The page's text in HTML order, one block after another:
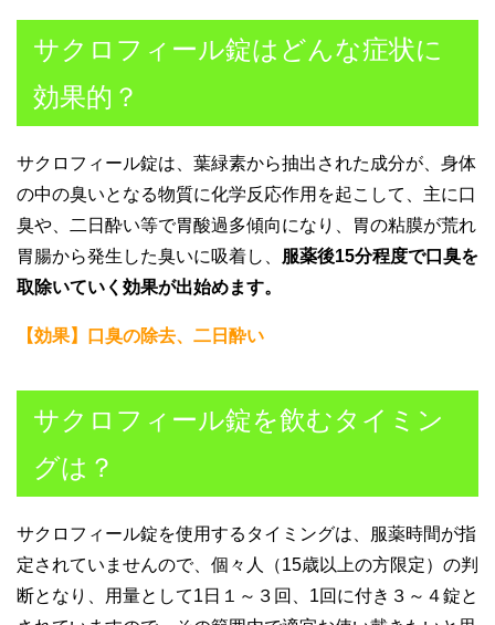
サクロフィール錠はどんな症状に
効果的？
サクロフィール錠は、葉緑素から抽出された成分が、身体
の中の臭いとなる物質に化学反応作用を起こして、主に口
臭や、二日酔い等で胃酸過多傾向になり、胃の粘膜が荒れ
胃腸から発生した臭いに吸着し、 服薬後15分程度で口臭を
取除いていく効果が出始めます。
【効果】口臭の除去、二日酔い
サクロフィール錠を飲むタイミン
グは？
サクロフィール錠を使用するタイミングは、服薬時間が指
定されていませんので、個々人（15歳以上の方限定）の判
断となり、用量として1日１～３回、1回に付き３～４錠と